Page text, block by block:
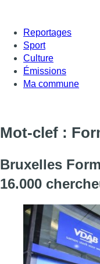
Reportages
Sport
Culture
Émissions
Ma commune
Mot-clef :
Bruxelles
16.000